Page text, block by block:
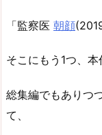
「監察医 朝顔
そこにもう1つ、本
総集編でもありつ
て、